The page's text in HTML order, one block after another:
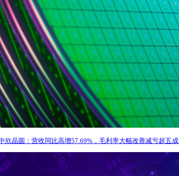
欣晶圆：营收同比高增57.69%，毛利率大幅改善减亏超五成